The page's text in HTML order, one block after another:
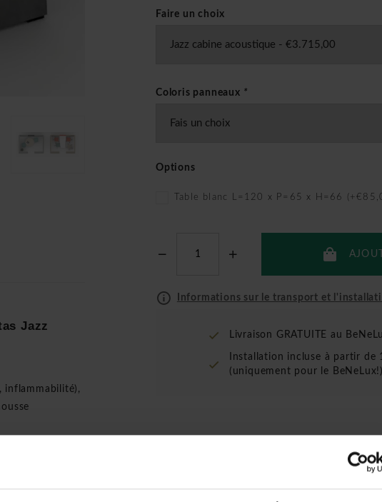
Jazz
inflammabilité),
Faire un choix
Coloris panneaux *
Options
Table blanc L=120 x P=65 x H=66
Informations sur le transport et
Livraison GRATUITE au
Installation incluse à partir de
(uniquement pour le BeNeLux!)